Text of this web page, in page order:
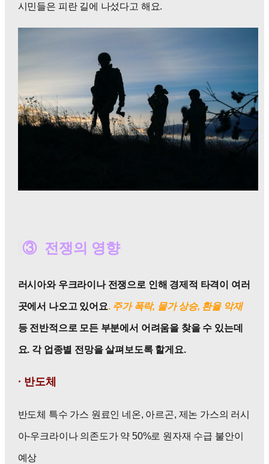
시민들은 피란 길에 나섰다고 해요.
③ 전쟁의 영향
러시아와 우크라이나 전쟁으로 인해 경제적 타격이 여러
곳에서 나오고 있어요. 주가 폭락, 물가 상승, 환율 악재
등 전반적으로 모든 부분에서 어려움을 찾을 수 있는데
요. 각 업종별 전망을 살펴보도록 할게요.
· 반도체
반도체 특수 가스 원료인 네온, 아르곤, 제논 가스의 러시
아-우크라이나 의존도가 약 50%로 원자재 수급 불안이
예상